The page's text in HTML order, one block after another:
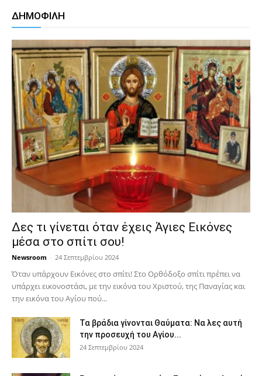
ΔΗΜΟΦΙΛΗ
Δες τι γίνεται όταν έχεις Άγιες Εικόνες
μέσα στο σπίτι σου!
Newsroom - 24 Σεπτεμβρίου 2024
Όταν υπάρχουν Εικόνες στο σπίτι! Στο Ορθόδοξο σπίτι πρέπει να
υπάρχει εικονοστάσι, με την εικόνα του Χριστού, της Παν­αγίας και
την εικόνα του Αγίου πού...
Τα βράδια γίνονται Θαύματα: Να λες αυτή
την προσευχή του Αγίου...
24 Σεπτεμβρίου 2024